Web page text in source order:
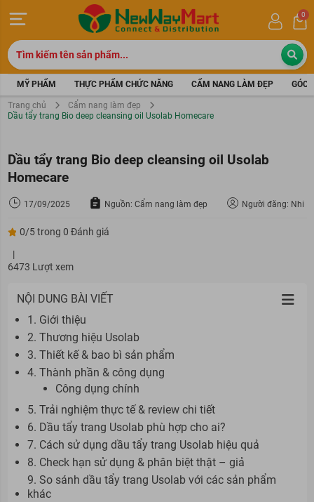
0
MỸ PHẨM THỰC PHẨM CHỨC NĂNG CẨM NANG LÀM ĐẸP GÓC
Trang chủ
Cẩm nang làm đẹp
Dầu tẩy trang Bio deep cleansing oil Usolab Homecare
Dầu tẩy trang Bio deep cleansing oil Usolab
Homecare
17/09/2025 Nguồn: Cẩm nang làm đẹp Người đăng: Nhi
0/5 trong 0 Đánh giá
|
6473 Lượt xem
NỘI DUNG BÀI VIẾT
1. Giới thiệu
2. Thương hiệu Usolab
3. Thiết kế & bao bì sản phẩm
4. Thành phần & công dụng
Công dụng chính
5. Trải nghiệm thực tế & review chi tiết
6. Dầu tẩy trang Usolab phù hợp cho ai?
7. Cách sử dụng dầu tẩy trang Usolab hiệu quả
8. Check hạn sử dụng & phân biệt thật – giả
9. So sánh dầu tẩy trang Usolab với các sản phẩm
khác